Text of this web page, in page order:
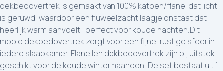
dekbedovertrek is gemaakt van 100% katoen/flanel dat licht
is geruwd, waardoor een fluweelzacht laagje onstaat dat
heerlijk warm aanvoelt -perfect voor koude nachten.Dit
mooie dekbedovertrek zorgt voor een fijne, rustige sfeer in
iedere slaapkamer. Flanellen dekbedovertrek zijn bij uitstek
geschikt voor de koude wintermaanden. De set bestaat uit 1